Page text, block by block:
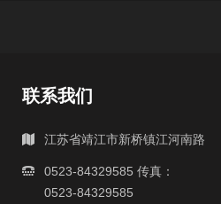
联系我们
江苏省靖江市新桥镇江河南路
0523-84329585 传真：
0523-84329585